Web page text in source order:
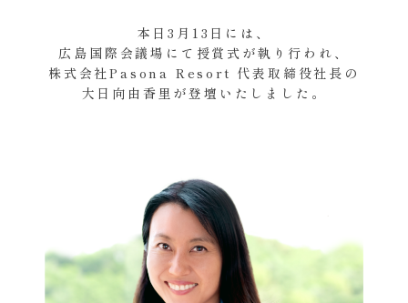
本日3月13日には、
広島国際会議場にて授賞式が執り行われ、
株式会社Pasona Resort 代表取締役社長の
大日向由香里が登壇いたしました。